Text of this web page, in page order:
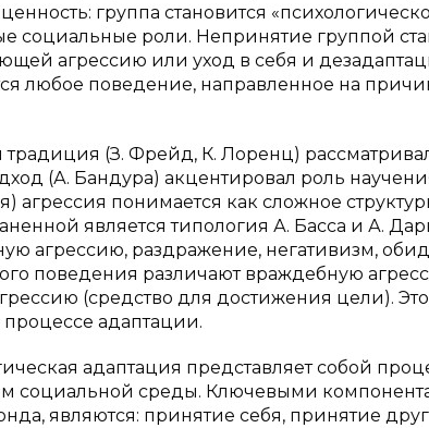
группа становится
социальные роли. Непринятие группой
агрессию или уход в себя и
любое поведение, направленное на
традиция (З. Фрейд, К. Лоренц)
(А. Бандура) акцентировал роль
агрессия понимается как сложное
является типология А. Басса и А.
агрессию, раздражение, негативизм,
поведения различают враждебную
(средство для достижения цели).
адаптации.
адаптация представляет собой
социальной среды. Ключевыми
являются: принятие себя, принятие